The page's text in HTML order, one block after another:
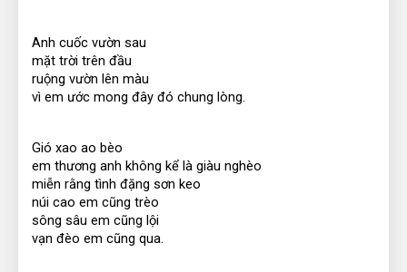
Anh cuốc vườn sau
mặt trời trên đầu
ruộng vườn lên màu
vì em ước mong đây đó chung lòng.
Gió xao ao bèo
em thương anh không kể là giàu nghèo
miễn rằng tình đặng sơn keo
núi cao em cũng trèo
sông sâu em cũng lội
vạn đèo em cũng qua.